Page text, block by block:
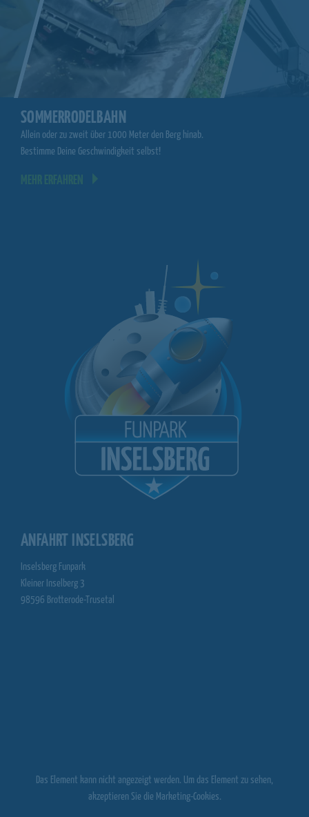
SOMMERRODELBAHN
Allein oder zu zweit über 1000 Meter den Berg hinab.
Bestimme Deine Geschwindigkeit selbst!
ANFAHRT INSELSBERG
Inselsberg Funpark
Kleiner Inselberg 3
98596 Brotterode-Trusetal
Das Element kann nicht angezeigt werden. Um das Element zu sehen,
akzeptieren Sie die Marketing-Cookies.